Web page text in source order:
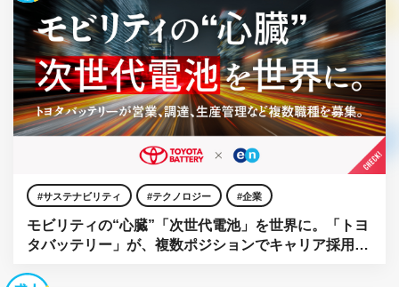
サステナビリティ テクノロジー 企業
モビリティの“心臓”「次世代電池」を世界に。「トヨ
タバッテリー」が、複数ポジションでキャリア採用を